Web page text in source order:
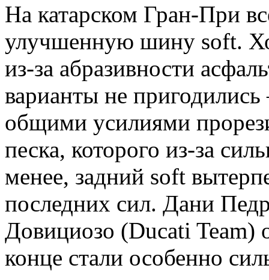
На катарском Гран-При
улучшенную шину soft.
из-за абразивности
варианты не
общими усилиями
песка, которого из-за
менее, задний soft
последних сил. Дани
Довициозо (Ducati Team)
конце стали особенно